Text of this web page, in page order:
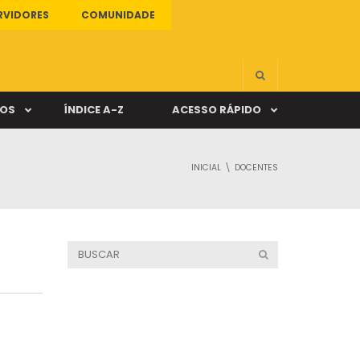
COMUNIDADE
ÍNDICE A-Z ACESSO RÁPIDO
INICIAL DOCENTES